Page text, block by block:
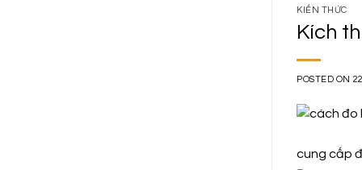
KIẾN THỨC
Kích
POSTED ON
cung cấp